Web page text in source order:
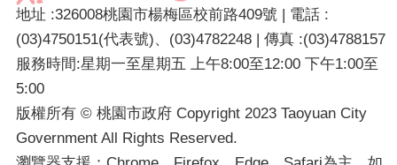
地址 :326008桃園市楊梅區校前路409號 | 電話 :
(03)4750151(代表號)、(03)4782248 | 傳真 :(03)4788157
服務時間:星期一至星期五 上午8:00至12:00 下午1:00至
5:00
版權所有 © 桃園市政府 Copyright 2023 Taoyuan City
Government All Rights Reserved.